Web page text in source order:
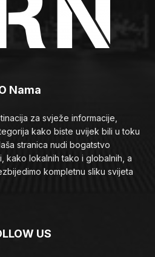
Nama
za svježe informacije,
kako biste uvijek bili u toku
stranica nudi bogatstvo
kako lokalnih tako i globalnih, a
kompletnu sliku svijeta
US